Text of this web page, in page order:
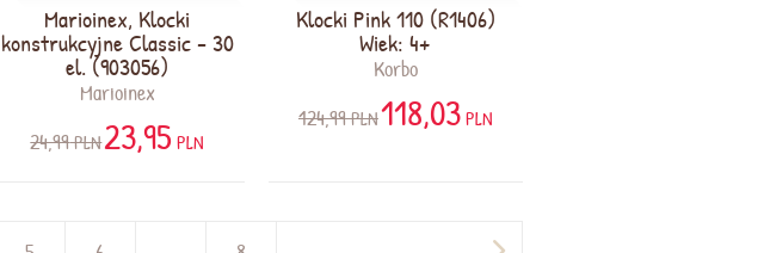
Marioinex, Klocki
konstrukcyjne Classic - 30
el. (903056)
Marioinex
24,99PLN23,95 PLN
Klocki Pink 110 (R1406)
Wiek: 4+
Korbo
124,99PLN118,03PLN